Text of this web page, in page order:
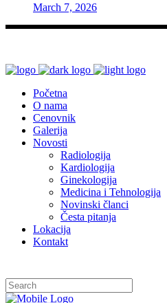
March 7, 2026
Početna
O nama
Cenovnik
Galerija
Novosti
Radiologija
Kardiologija
Ginekologija
Medicina i Tehnologija
Novinski članci
Česta pitanja
Lokacija
Kontakt